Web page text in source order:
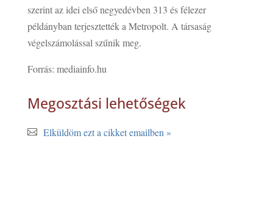
szerint az idei első negyedévben 313 és félezer
példányban terjesztették a Metropolt. A társaság
végelszámolással szűnik meg.
Forrás: mediainfo.hu
Megosztási lehetőségek
Elküldöm ezt a cikket emailben »